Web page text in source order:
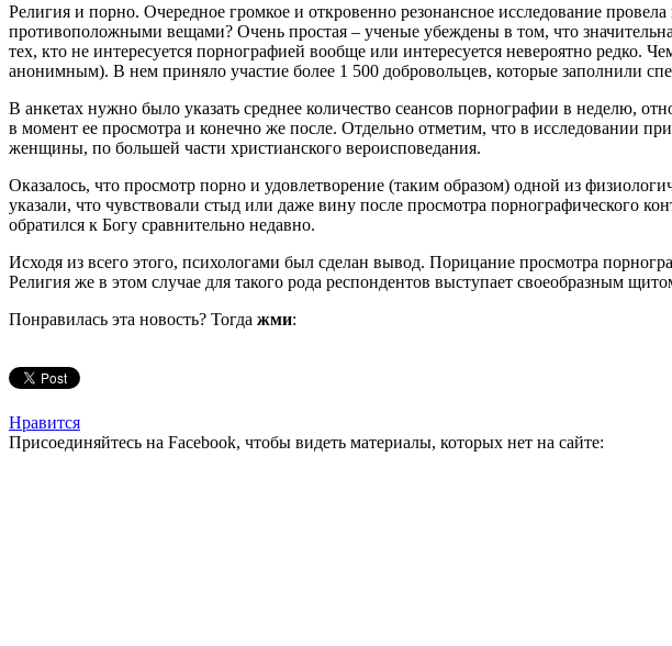
Религия и порно. Очередное громкое и откровенно резонансное исследование
противоположными вещами? Очень простая – ученые убеждены в том, что
тех, кто не интересуется порнографией вообще или интересуется невероятно
анонимным). В нем приняло участие более 1 500 добровольцев, которые заполнили
В анкетах нужно было указать среднее количество сеансов порнографии в неделю,
в момент ее просмотра и конечно же после. Отдельно отметим, что в исследовании
женщины, по большей части христианского вероисповедания.
Оказалось, что просмотр порно и удовлетворение (таким образом) одной из
указали, что чувствовали стыд или даже вину после просмотра порнографического
обратился к Богу сравнительно недавно.
Исходя из всего этого, психологами был сделан вывод. Порицание просмотра
Религия же в этом случае для такого рода респондентов выступает своеобразным
Понравилась эта новость? Тогда жми:
Нравится
Присоединяйтесь на Facebook, чтобы видеть материалы, которых нет на сайте: